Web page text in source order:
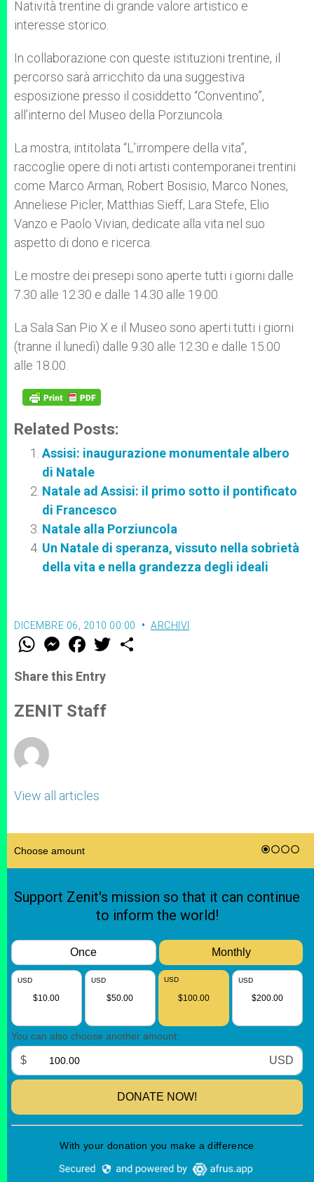
Natività trentine di grande valore artistico e
interesse storico.
In collaborazione con queste istituzioni trentine, il
percorso sarà arricchito da una suggestiva
esposizione presso il cosiddetto “Conventino”,
all’interno del Museo della Porziuncola.
La mostra, intitolata “L’irrompere della vita”,
raccoglie opere di noti artisti contemporanei trentini
come Marco Arman, Robert Bosisio, Marco Nones,
Anneliese Picler, Matthias Sieff, Lara Stefe, Elio
Vanzo e Paolo Vivian, dedicate alla vita nel suo
aspetto di dono e ricerca.
Le mostre dei presepi sono aperte tutti i giorni dalle
7.30 alle 12.30 e dalle 14.30 alle 19.00.
La Sala San Pio X e il Museo sono aperti tutti i giorni
(tranne il lunedì) dalle 9.30 alle 12.30 e dalle 15.00
alle 18.00.
Related Posts:
Assisi: inaugurazione monumentale albero
di Natale
Natale ad Assisi: il primo sotto il pontificato
di Francesco
Natale alla Porziuncola
Un Natale di speranza, vissuto nella sobrietà
della vita e nella grandezza degli ideali
DICEMBRE 06, 2010 00:00 ARCHIVI
W
t
s
p
p
M
e
s
e
g
e
F
a
e
b
o
k
w
Share this Entry
ZENIT Staff
View all articles